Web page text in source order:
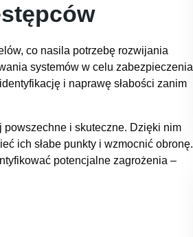
co nasila potrzebę rozwijania
systemów w celu zabezpieczenia
i naprawę słabości zanim
i skuteczne. Dzięki nim
ich słabe punkty i wzmocnić obronę.
potencjalne zagrożenia –